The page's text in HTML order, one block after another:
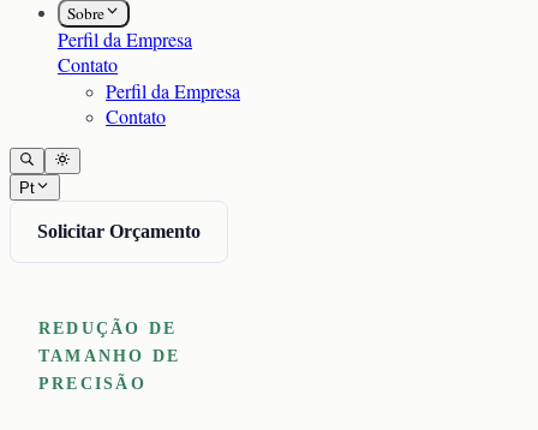
Sobre
Perfil da Empresa
Contato
Perfil da Empresa
Contato
Pt
Solicitar Orçamento
REDUÇÃO DE
TAMANHO DE
PRECISÃO